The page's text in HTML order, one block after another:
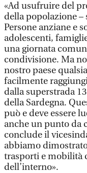
«Ad usufruire del
della popolazione –
Persone anziane e
adolescenti,
una giornata
condivisione. Ma
nostro paese
facilmente
dalla superstrada
della Sardegna.
può e deve essere
anche un punto da
conclude il
abbiamo
trasporti e mobilità
dell’interno».